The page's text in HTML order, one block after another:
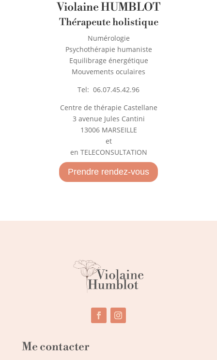
Violaine HUMBLOT
Thérapeute holistique
Numérologie
Psychothérapie humaniste
Equilibrage énergétique
Mouvements oculaires
Tel: 06.07.45.42.96
Centre de thérapie Castellane
3 avenue Jules Cantini
13006 MARSEILLE
et
en TELECONSULTATION
Prendre rendez-vous
Me contacter